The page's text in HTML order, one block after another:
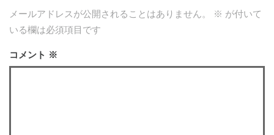
メールアドレスが公開されることはありません。 ※ が付いて
いる欄は必須項目です
コメント ※